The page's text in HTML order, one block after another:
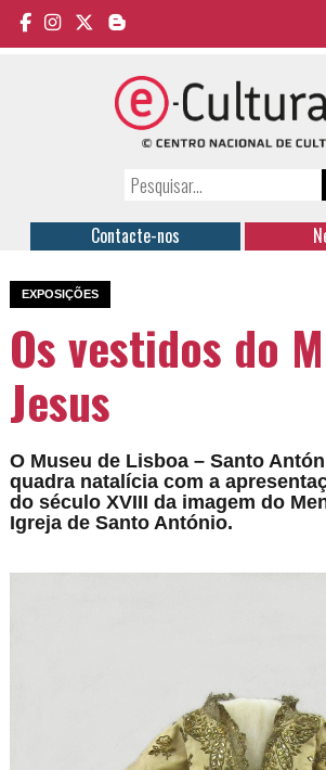
Contacte-nos
EXPOSIÇÕES
Os vestidos do
Jesus
O Museu de Lisboa – Santo
quadra natalícia com a
do século XVIII da imagem do
Igreja de Santo António.